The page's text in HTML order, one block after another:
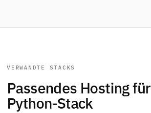
VERWANDTE STACKS
Passendes Hosting
Python-Stack